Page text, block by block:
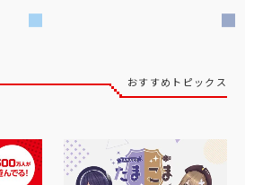
おすすめトピックス